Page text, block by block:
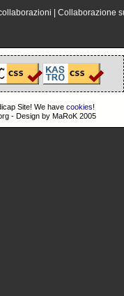
Collaborazione
Site! We have cookies!
- Design by MaRoK 2005